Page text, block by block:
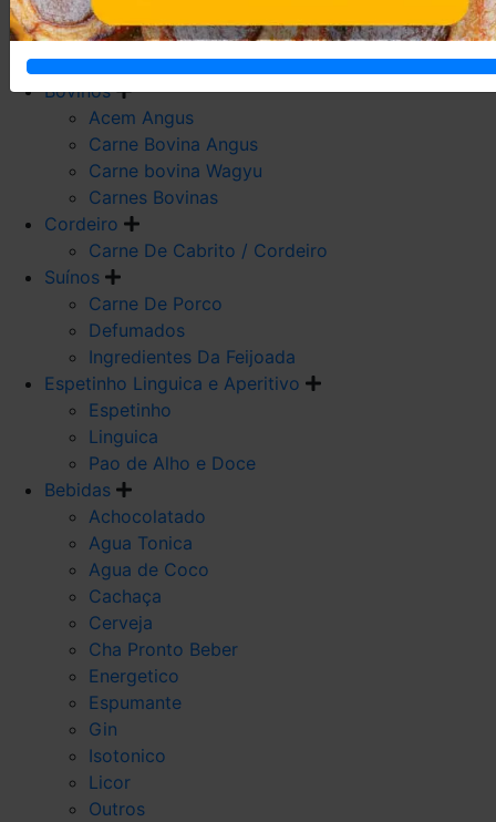
Carne De Frango
Carne De Galeto
Codorna
Bovinos
Acem Angus
Carne Bovina Angus
Carne bovina Wagyu
Carnes Bovinas
Cordeiro
Carne De Cabrito / Cordeiro
Suínos
Carne De Porco
Defumados
Ingredientes Da Feijoada
Espetinho Linguica e Aperitivo
Espetinho
Linguica
Pao de Alho e Doce
Bebidas
Achocolatado
Agua Tonica
Agua de Coco
Cachaça
Cerveja
Cha Pronto Beber
Energetico
Espumante
Gin
Isotonico
Licor
Outros